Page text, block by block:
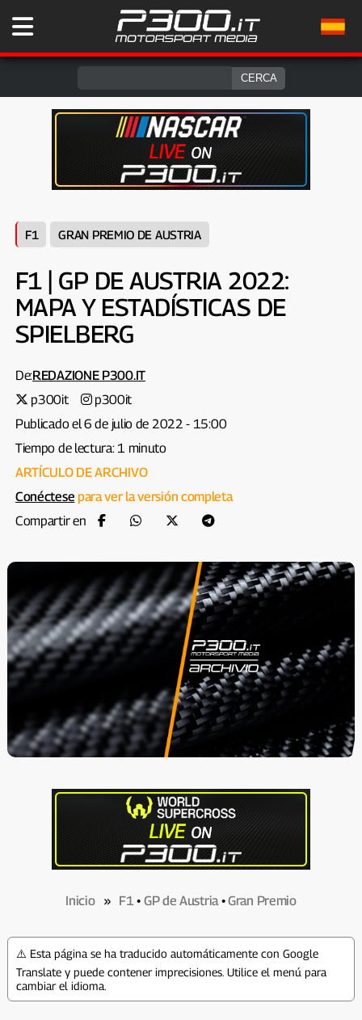
F1 GRAN PREMIO DE AUSTRIA
F1 | GP DE AUSTRIA 2022:
MAPA Y ESTADÍSTICAS DE
SPIELBERG
De:REDAZIONE P300.IT
p300it
p300it
Publicado el 6 de julio de 2022 - 15:00
Tiempo de lectura: 1 minuto
ARTÍCULO DE ARCHIVO
Conéctese para ver la versión completa
Compartir en
Inicio» F1• GP de Austria•Gran Premio
⚠️ Esta página se ha traducido automáticamente con Google
Translate y puede contener imprecisiones. Utilice el menú para
cambiar el idioma.